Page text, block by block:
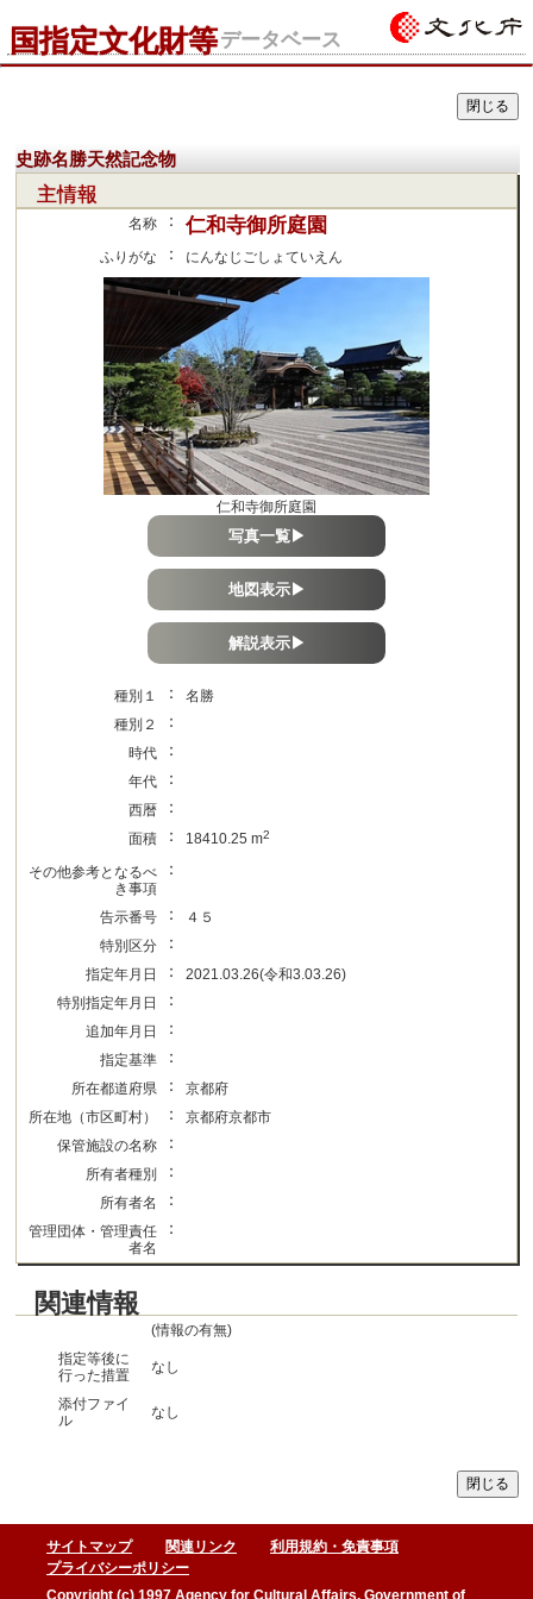
国指定文化財等データベース
史跡名勝天然記念物
主情報
名称 ： 仁和寺御所庭園
ふりがな ： にんなじごしょていえん
仁和寺御所庭園
写真一覧▶
地図表示▶
解説表示▶
種別１ ：
名勝
種別２
：
時代 ：
年代 ：
西暦 ：
面積 ： 18410.25 m2
その他参考となるべ
き事項
：
告示番号 ：
４５
特別区分
：
指定年月日 ：
2021.03.26(令和3.03.26)
特別指定年月日
：
追加年月日 ：
指定基準 ：
所在都道府県 ：
京都府
所在地（市区町村）
：
京都府京都市
保管施設の名称
：
所有者種別 ：
所有者名 ：
管理団体・管理責任
者名
：
関連情報
(情報の有無)
指定等後に
行った措置
なし
添付ファイ
ル
なし
サイトマップ 関連リンク
利用規約・免責事項
プライバシーポリシー
Copyright (c) 1997 Agency for Cultural Affairs, Government of